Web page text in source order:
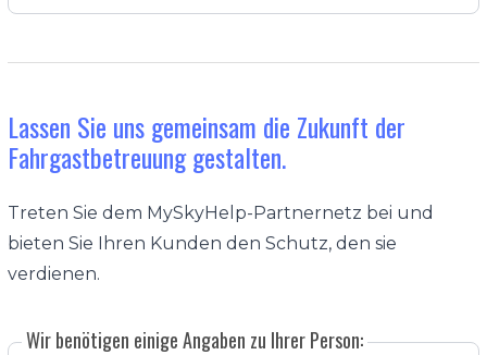
Lassen Sie uns gemeinsam die Zukunft der
Fahrgastbetreuung gestalten.
Treten Sie dem MySkyHelp-Partnernetz bei und
bieten Sie Ihren Kunden den Schutz, den sie
verdienen.
Wir benötigen einige Angaben zu Ihrer Person: